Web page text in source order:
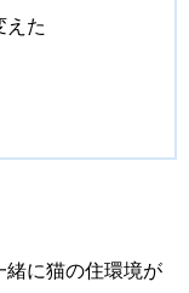
えた
緒に猫の住環境が